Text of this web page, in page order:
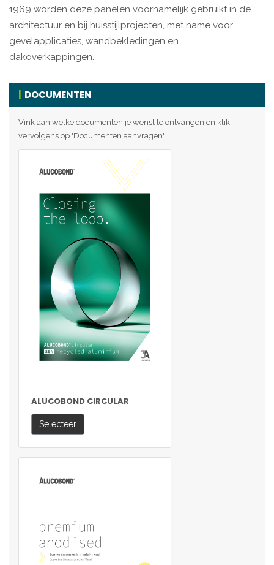
1969 worden deze panelen voornamelijk gebruikt in de
architectuur en bij huisstijlprojecten, met name voor
gevelapplicaties, wandbekledingen en
dakoverkappingen.
DOCUMENTEN
Vink aan welke documenten je wenst te ontvangen en klik
vervolgens op 'Documenten aanvragen'.
ALUCOBOND CIRCULAR
Selecteer